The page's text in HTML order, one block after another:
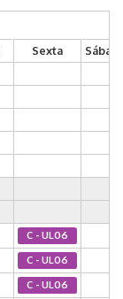
Sexta
C - UL06
C - UL06
C - UL06